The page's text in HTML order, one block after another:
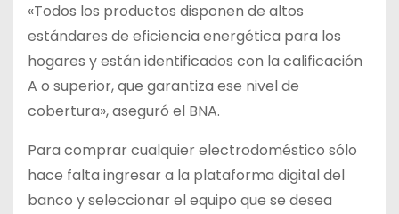
«Todos los productos disponen de altos
estándares de eficiencia energética para los
hogares y están identificados con la calificación
A o superior, que garantiza ese nivel de
cobertura», aseguró el BNA.
Para comprar cualquier electrodoméstico sólo
hace falta ingresar a la plataforma digital del
banco y seleccionar el equipo que se desea